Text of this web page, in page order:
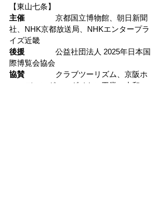
【東山七条】
主催 京都国立博物館、朝日新聞
社、NHK京都放送局、NHKエンタープラ
イズ近畿
後援 公益社団法人 2025年日本国
際博覧会協会
協賛 クラブツーリズム、京阪ホ
ールディングス、ダイキン工業、大和ハ